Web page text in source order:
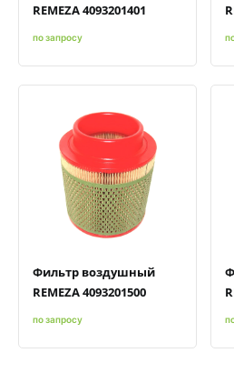
REMEZA 4093201401
по запросу
Быстрый просмотрДобавить к сравнению
Добавить в избранное
Фильтр воздушный
REMEZA 4093201500
по запросу